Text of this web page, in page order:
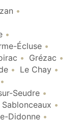
Écluse
Grézac
Le Chay
Seudre
Sablonceaux
Didonne